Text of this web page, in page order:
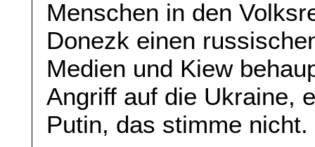
Menschen in den
Donezk einen
Medien und Kiew
Angriff auf die Ukraine,
Putin, das stimme nicht.